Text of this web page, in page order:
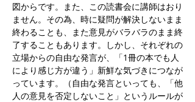
図からです。また、この読書会に講師はおり
ません。その為、時に疑問が解決しないまま
終わることも、また意見がバラバラのまま終
了することもあります。しかし、それぞれの
立場からの自由な発言が、「1冊の本でも人
により感じ方が違う」新鮮な気づきにつなが
っています。（自由な発言といっても、「他
人の意見を否定しないこと」というルールが